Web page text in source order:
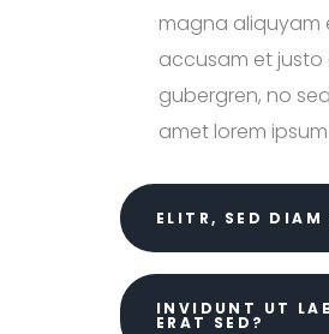
magna aliquyam
accusam et justo
gubergren, no
amet lorem
ELITR, SED DIAM
INVIDUNT UT
ERAT SED?